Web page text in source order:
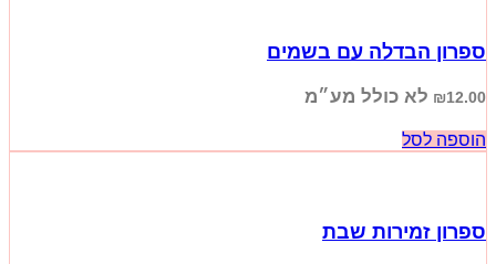
ספרון הבדלה עם בשמים
₪12.00 לא כולל מע״מ
הוספה לסל
ספרון זמירות שבת